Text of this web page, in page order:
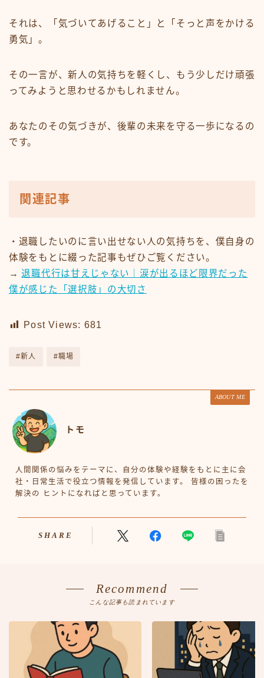
それは、「気づいてあげること」と「そっと声をかける
勇気」。
その一言が、新人の気持ちを軽くし、もう少しだけ頑張
ってみようと思わせるかもしれません。
あなたのその気づきが、後輩の未来を守る一歩になるの
です。
関連記事
・退職したいのに言い出せない人の気持ちを、僕自身の
体験をもとに綴った記事もぜひご覧ください。
→退職代行は甘えじゃない｜涙が出るほど限界だった
僕が感じた「選択肢」の大切さ
Post Views: 681
#新人 #職場
ABOUT ME
トモ
人間関係の悩みをテーマに、自分の体験や経験をもとに主に会
社・日常生活で役立つ情報を発信しています。 皆様の困ったを
解決の ヒントになればと思っています。
SHARE
Recommend
こんな記事も読まれています